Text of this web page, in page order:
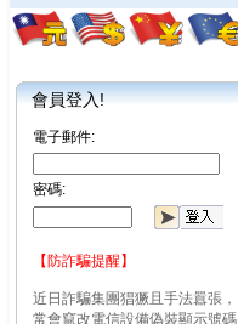
會員登入!
電子郵件:
密碼:
【防詐騙提醒】
近日詐騙集團猖獗且手法囂張，
常會竄改電信設備偽裝顯示號碼